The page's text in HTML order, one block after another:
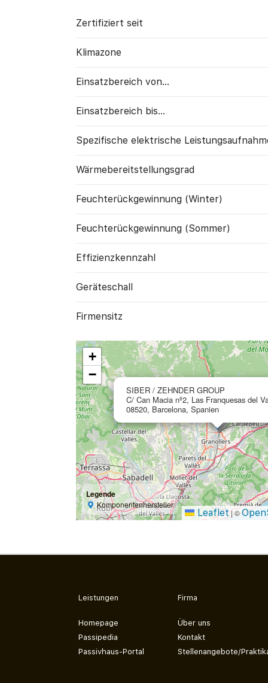
Zertifiziert seit
Klimazone
Einsatzbereich von...
Einsatzbereich bis...
Spezifische elektrische
Wärme­bereitstellungs­grad
Feuchte­rück­gewinnung (Winter)
Feuchte­rück­gewinnung (Sommer)
Effizienzkennzahl
Geräte­schall
Firmensitz
SIBER / ZEHNDER GROUP
C/ Can Macia nº2, Las Franquesas del
08520, Barcelona, Spanien
+
−
Legende
Komponentenhersteller
Leaflet|©
Leistungen
Homepage
Passipedia
Passivhaus-Portal
Firma
Über uns
Kontakt
Stellenangebote/